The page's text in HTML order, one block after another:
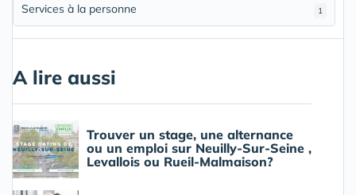
1
Services à la personne
A lire aussi
Trouver un stage, une alternance
ou un emploi sur Neuilly-Sur-Seine ,
Levallois ou Rueil-Malmaison?